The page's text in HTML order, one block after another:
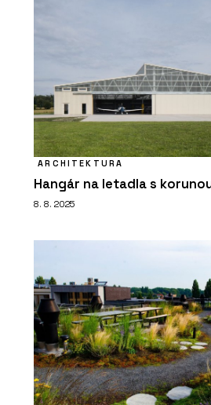
ARCHITEKTURA
Hangár na letadla s
8. 8. 2025